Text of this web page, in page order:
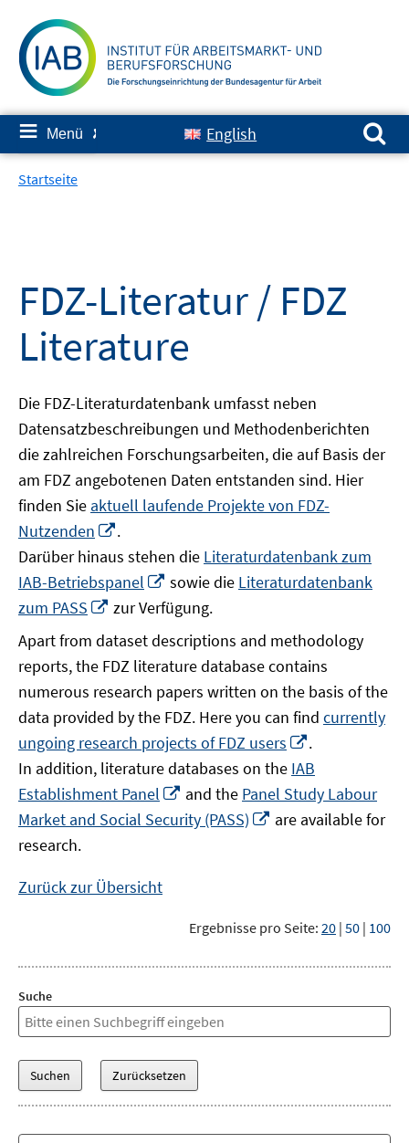
zum
Inhalt
≡ Menü ✘ English
Suchen nach:
Startseite
FDZ-Literatur / FDZ
Literature
Die FDZ-Literaturdatenbank umfasst neben
Datensatzbeschreibungen und Methodenberichten
die zahlreichen Forschungsarbeiten, die auf Basis der
am FDZ angebotenen Daten entstanden sind. Hier
finden Sie aktuell laufende Projekte von FDZ-
Nutzenden
neuem
Fenster
öffnen
.
Darüber hinaus stehen die Literaturdatenbank zum
IAB-Betriebspanel
In
neuem
Fenster
öffnen
sowie die Literaturdatenbank
zum PASS
In
Fenster
öffnen
zur Verfügung.
Apart from dataset descriptions and methodology
reports, the FDZ literature database contains
numerous research papers written on the basis of the
data provided by the FDZ. Here you can find currently
ungoing research projects of FDZ users
neuem
Fenster
öffnen
.
In addition, literature databases on the IAB
Establishment Panel
In
neuem
Fenster
and the Panel Study Labour
Market and Social Security (PASS)
In
are available for
research.
Zurück zur Übersicht
Ergebnisse pro Seite: 20 | 50 | 100
Suche